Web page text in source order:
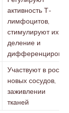
активность Т-
лимфоцитов,
стимулируют их
деление и
дифференцировку
Участвуют в росте
новых сосудов,
заживлении
тканей